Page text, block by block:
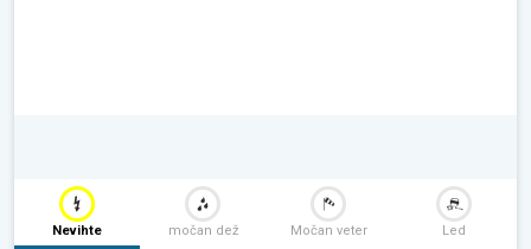
Nevihte močan dež Močan veter Led